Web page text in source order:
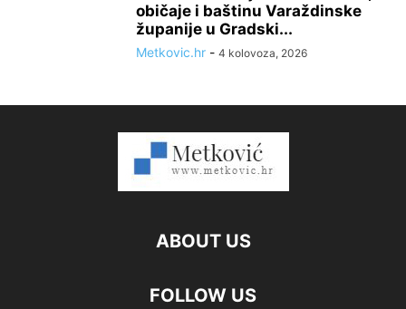
običaje i baštinu Varaždinske
županije u Gradski...
Metkovic.hr - 4 kolovoza, 2026
ABOUT US
FOLLOW US